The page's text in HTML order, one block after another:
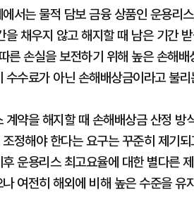
서는 물적 담보 금융 상품인 운용리
을 채우지 않고 해지할 때 남은 기간
른 손실을 보전하기 위해 높은 손해
수수료가 아닌 손해배상금이라고 불
계약을 해지할 때 손해배상금 산정
조정해야 한다는 요구는 꾸준히 제기
운용리스 최고요율에 대한 별다른
여전히 해외에 비해 높은 수준을 유